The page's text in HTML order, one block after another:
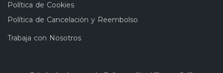
Política de Cookies
Política de Cancelación y Reembolso
Trabaja con Nosotros